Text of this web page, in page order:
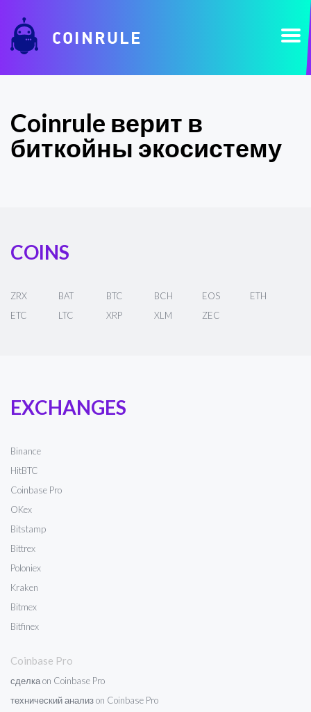
COINRULE
Coinrule верит в
биткойны экосистему
EXCHANGES
Binance
HitBTC
Coinbase Pro
OKex
Bitstamp
Bittrex
Poloniex
Kraken
Bitmex
Bitfinex
Coinbase Pro
сделка on Coinbase Pro
технический анализ on Coinbase Pro
COINS
ZRX BAT BTC BCH EOS
ETH
ETC
LTC XRP XLM ZEC